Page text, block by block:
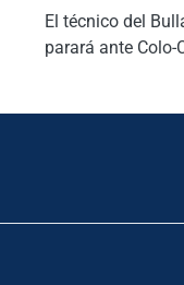
El técnico del
parará ante Colo-